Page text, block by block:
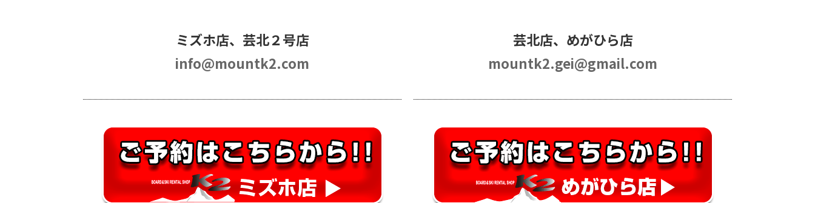
ミズホ店、芸北２号店
info@mountk2.com
芸北店、めがひら店
mountk2.gei@gmail.com